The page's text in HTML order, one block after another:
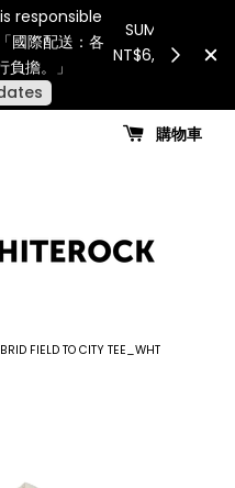
如遇假日、天災或其
能調整，敬請見諒
新公告
for all
國
購物車
FIELD TO CITY TEE_WHT